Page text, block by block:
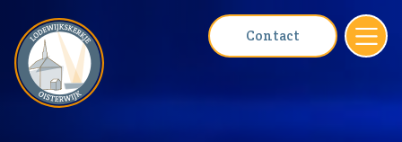
Contact